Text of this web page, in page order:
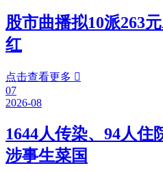
股市曲播拟10派263
红
点击查看更多 
07
2026-08
1644人传染、94人住
涉事生菜国